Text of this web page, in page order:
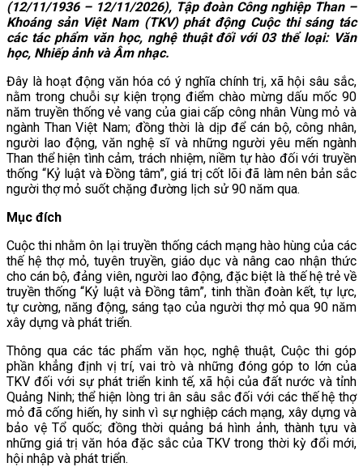
(12/11/1936 – 12/11/2026), Tập đoàn Công nghiệp Than –
Khoáng sản Việt Nam (TKV) phát động Cuộc thi sáng tác
các tác phẩm văn học, nghệ thuật đối với 03 thể loại: Văn
học, Nhiếp ảnh và Âm nhạc.
Đây là hoạt động văn hóa có ý nghĩa chính trị, xã hội sâu sắc,
nằm trong chuỗi sự kiện trọng điểm chào mừng dấu mốc 90
năm truyền thống vẻ vang của giai cấp công nhân Vùng mỏ và
ngành Than Việt Nam; đồng thời là dịp để cán bộ, công nhân,
người lao động, văn nghệ sĩ và những người yêu mến ngành
Than thể hiện tình cảm, trách nhiệm, niềm tự hào đối với truyền
thống “Kỷ luật và Đồng tâm”, giá trị cốt lõi đã làm nên bản sắc
người thợ mỏ suốt chặng đường lịch sử 90 năm qua.
Mục đích
Cuộc thi nhằm ôn lại truyền thống cách mạng hào hùng của các
thế hệ thợ mỏ, tuyên truyền, giáo dục và nâng cao nhận thức
cho cán bộ, đảng viên, người lao động, đặc biệt là thế hệ trẻ về
truyền thống “Kỷ luật và Đồng tâm”, tinh thần đoàn kết, tự lực,
tự cường, năng động, sáng tạo của người thợ mỏ qua 90 năm
xây dựng và phát triển.
Thông qua các tác phẩm văn học, nghệ thuật, Cuộc thi góp
phần khẳng định vị trí, vai trò và những đóng góp to lớn của
TKV đối với sự phát triển kinh tế, xã hội của đất nước và tỉnh
Quảng Ninh; thể hiện lòng tri ân sâu sắc đối với các thế hệ thợ
mỏ đã cống hiến, hy sinh vì sự nghiệp cách mạng, xây dựng và
bảo vệ Tổ quốc; đồng thời quảng bá hình ảnh, thành tựu và
những giá trị văn hóa đặc sắc của TKV trong thời kỳ đổi mới,
hội nhập và phát triển.